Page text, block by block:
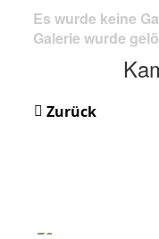
Es wurde keine
Galerie wurde
Zurück